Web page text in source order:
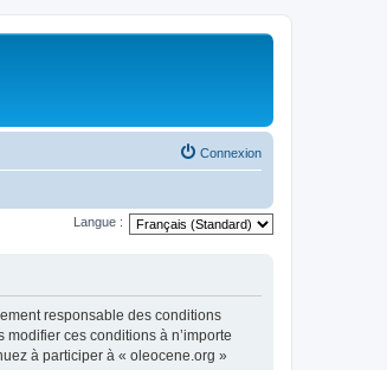
Connexion
Langue :
responsable des conditions
ces conditions à n’importe
à participer à « oleocene.org »